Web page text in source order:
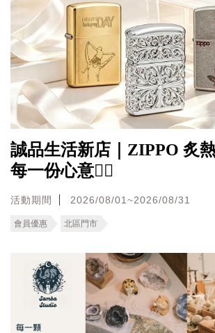
誠品生活新店｜ZIPPO 炙
每一份心意❤️‍🔥
活動期間 2026/08/01~2026/08/31
會員優惠 北區門市